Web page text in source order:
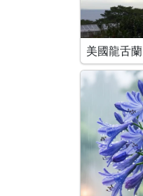
美國龍舌蘭